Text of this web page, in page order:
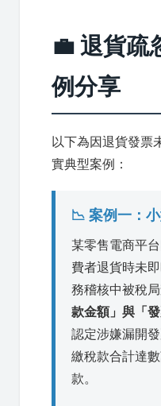
💼 退貨疏
例分享
以下為因退貨發票
實典型案例：
📉 案例一：
某零售電商平
費者退貨時未
務稽核中被稅
款金額」與「
認定涉嫌漏開
繳稅款合計達
款。